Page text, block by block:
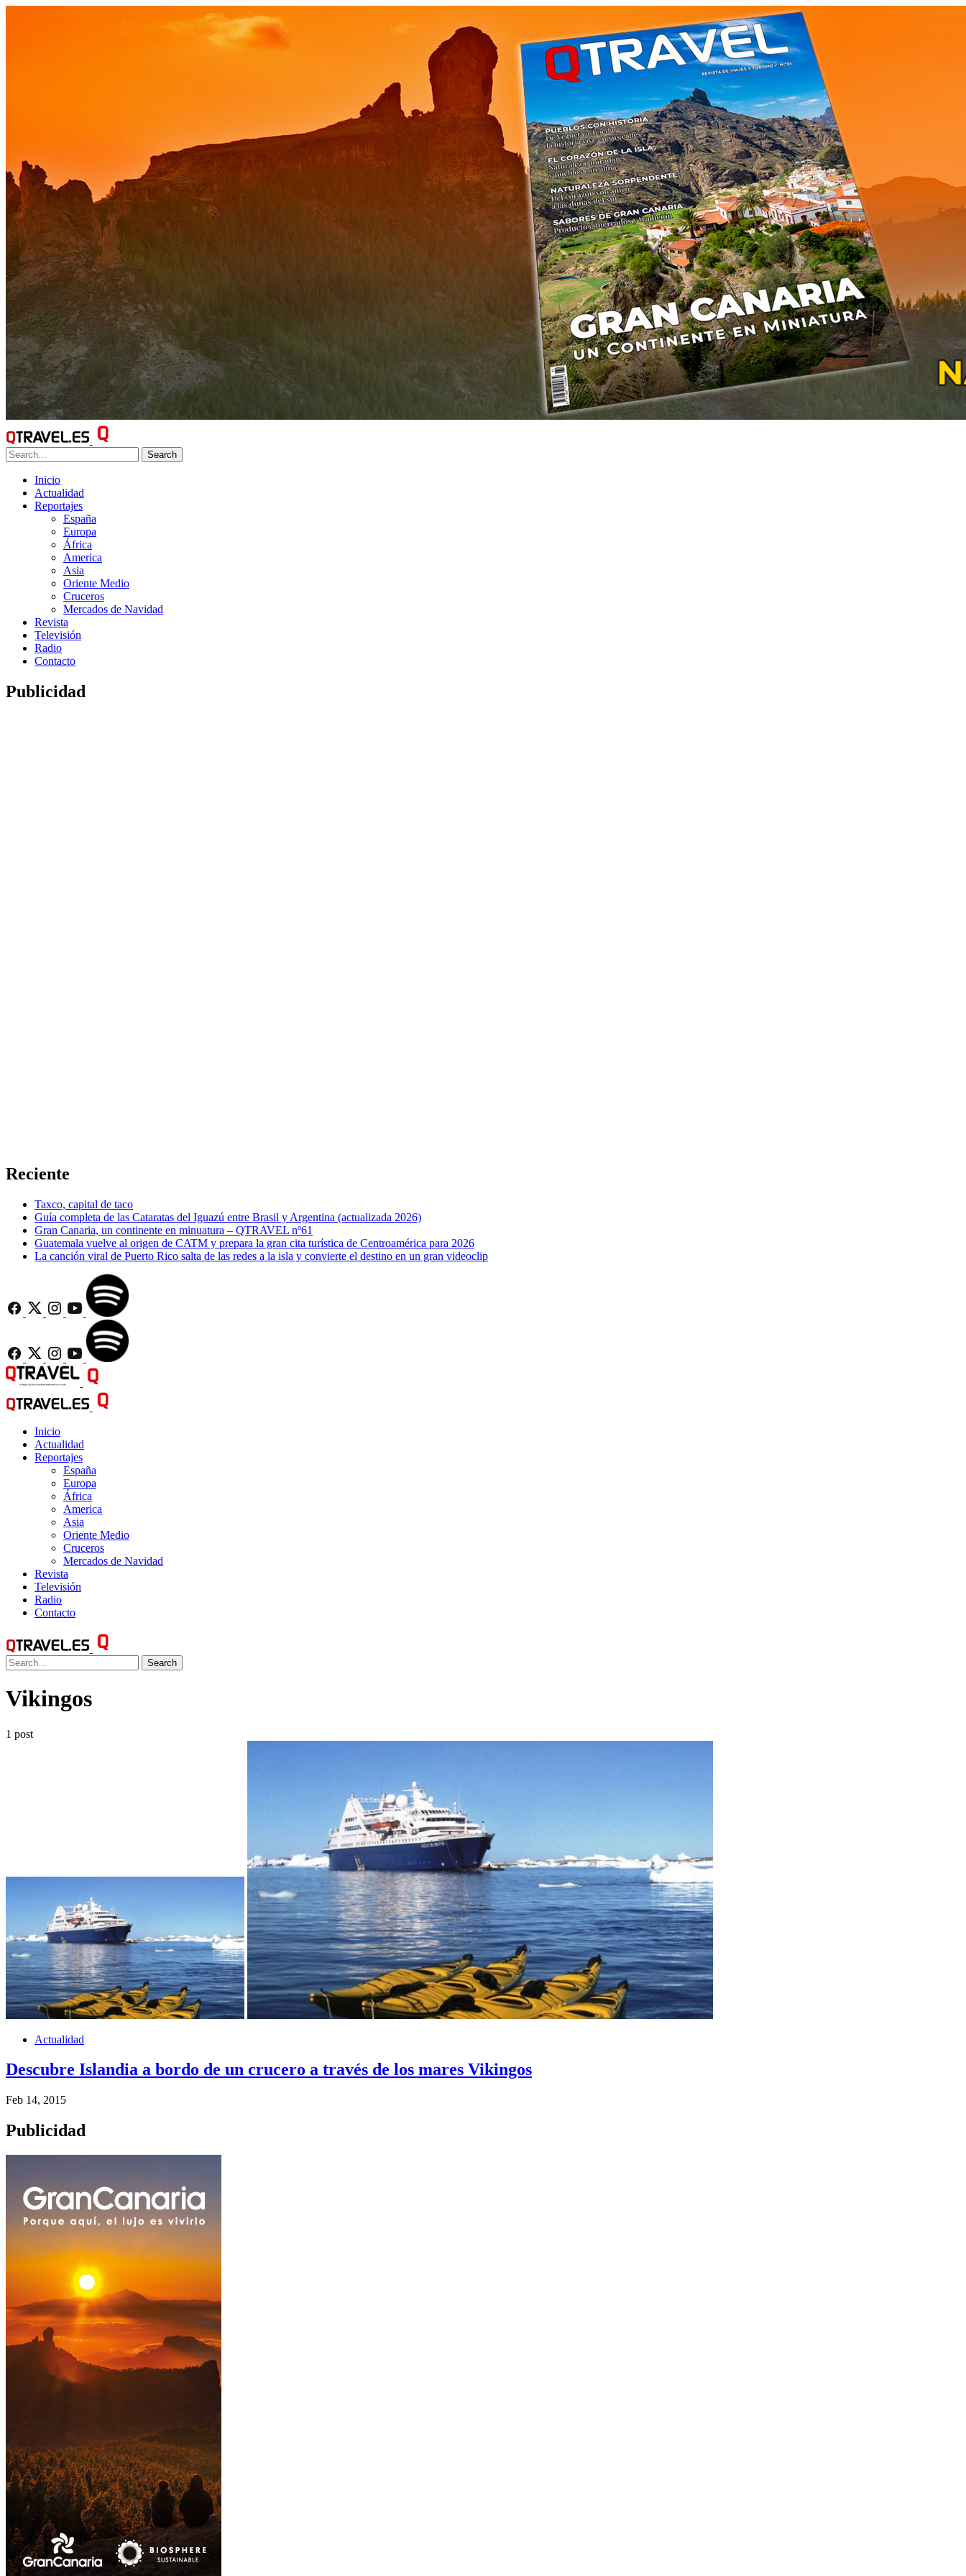
Search
Inicio
Actualidad
Reportajes
España
Europa
África
America
Asia
Oriente Medio
Cruceros
Mercados de Navidad
Revista
Televisión
Radio
Contacto
Publicidad
Reciente
Taxco, capital de taco
Guía completa de las Cataratas del Iguazú entre Brasil y Argentina (actualizada 2026)
Gran Canaria, un continente en minuatura – QTRAVEL nº61
Guatemala vuelve al origen de CATM y prepara la gran cita turística de Centroamérica para 2026
La canción viral de Puerto Rico salta de las redes a la isla y convierte el destino en un gran videoclip
Inicio
Actualidad
Reportajes
España
Europa
África
America
Asia
Oriente Medio
Cruceros
Mercados de Navidad
Revista
Televisión
Radio
Contacto
Search
Vikingos
1 post
Actualidad
Descubre Islandia a bordo de un crucero a través de los mares Vikingos
Feb 14, 2015
Publicidad